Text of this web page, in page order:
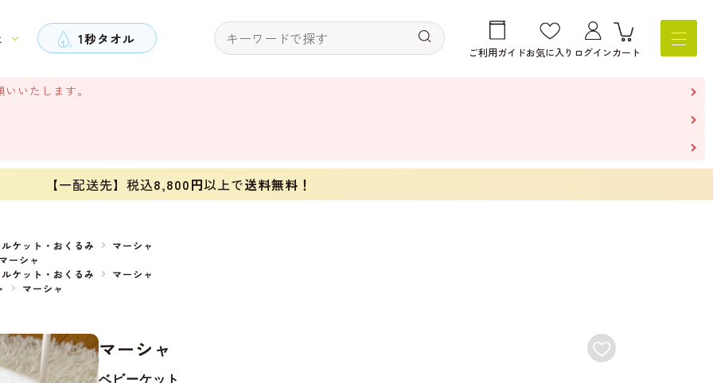
1秒タオル
ご利用ガイドお気に入り ログインカート
いたします。
【一配送先】税込8,800円以上で送料無料！
ケット・おくるみ
マーシャ
マーシャ
ケット・おくるみ
マーシャ
マーシャ
マーシャ
ベビーケット